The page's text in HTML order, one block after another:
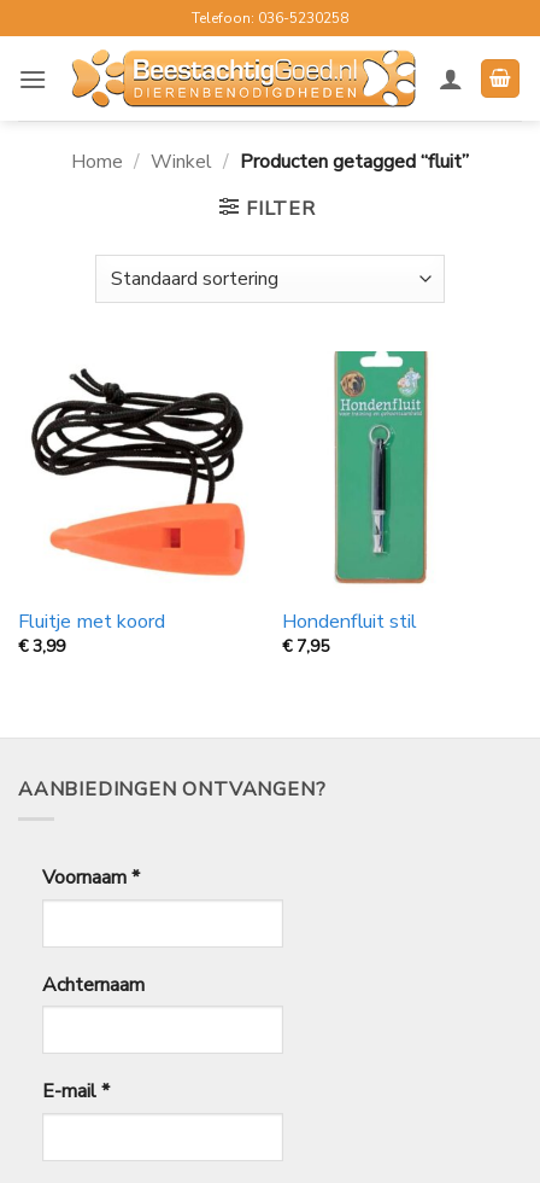
naar
inhoud
Telefoon: 036-5230258
Home / Winkel / Producten getagged “fluit”
FILTER
Fluitje met koord
€3,99
Hondenfluit stil
€ 7,95
AANBIEDINGEN ONTVANGEN?
Voornaam*
Achternaam
E-mail*